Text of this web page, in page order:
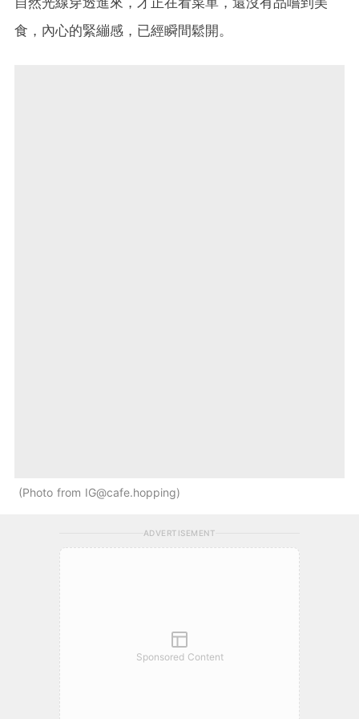
食，內心的緊繃感，已經瞬間鬆開。
Photo from IG@cafe.hopping
ADVERTISEMENT
Sponsored Content